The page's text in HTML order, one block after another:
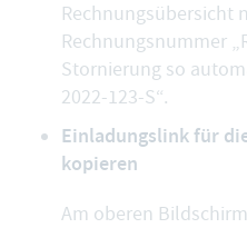
Rechnungsübersicht
Rechnungsnummer
Stornierung so
2022-123-S“.
Einladungslink für
kopieren
Am oberen